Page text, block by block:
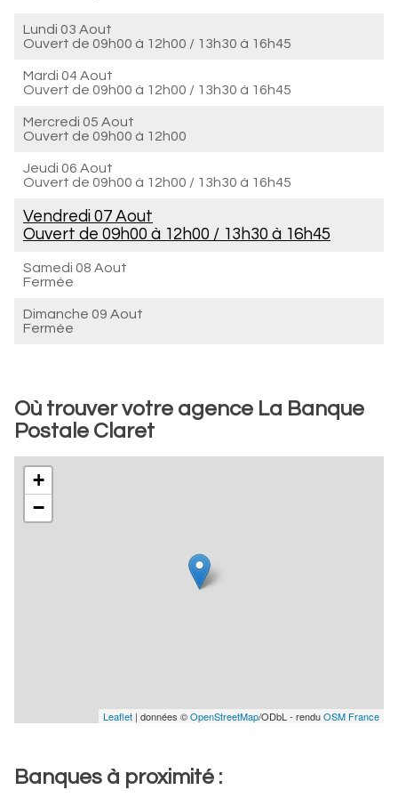
Lundi 03 Aout
Ouvert de 09h00 à 12h00 / 13h30 à 16h45
Mardi 04 Aout
Ouvert de 09h00 à 12h00 / 13h30 à 16h45
Mercredi 05 Aout
Ouvert de 09h00 à 12h00
Jeudi 06 Aout
Ouvert de 09h00 à 12h00 / 13h30 à 16h45
Vendredi 07 Aout
Ouvert de 09h00 à 12h00 / 13h30 à 16h45
Samedi 08 Aout
Fermée
Dimanche 09 Aout
Fermée
Où trouver votre agence La Banque
Postale Claret
+
−
Leaflet | données ©OpenStreetMap/ODbL - renduOSM France
Banques à proximité :